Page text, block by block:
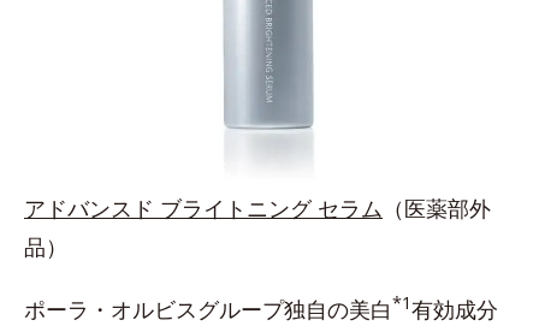
アドバンスド ブライトニング セラム （医薬部外
品）
ポーラ・オルビスグループ独自の美白*1有効成分